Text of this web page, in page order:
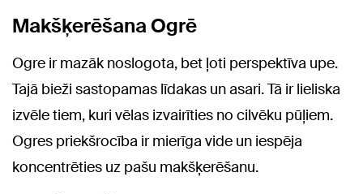
Makšķerēšana Ogrē
Ogre ir mazāk noslogota, bet ļoti perspektīva upe.
Tajā bieži sastopamas līdakas un asari. Tā ir lieliska
izvēle tiem, kuri vēlas izvairīties no cilvēku pūļiem.
Ogres priekšrocība ir mierīga vide un iespēja
koncentrēties uz pašu makšķerēšanu.